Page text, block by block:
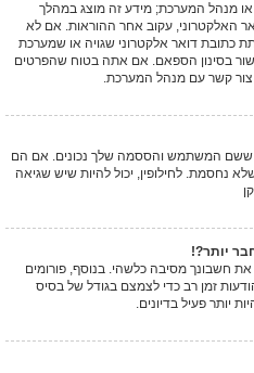
מנהל המערכת; מידע זה מוצג במהלך
האלקטרוני, עקוב אחר ההוראות. אם לא
כתובת דואר אלקטרוני שגויה או שמערכת
בסינון הספאם. אם אתה בטוח שהפרטים
צור קשר עם מנהל המערכת.
ששם המשתמש והססמה שלך נכונים. אם הם
נחסמת. לחילופין, יכול להיות שיש שגיאה
יותר?!
חשבונך מסיבה כלשהי. בנוסף, פורומים
זמן רב כדי לצמצם בגודל של בסיס
יותר פעיל בדיונים.